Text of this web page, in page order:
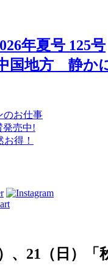
年夏号 125号
国地方 静か
、21（日）